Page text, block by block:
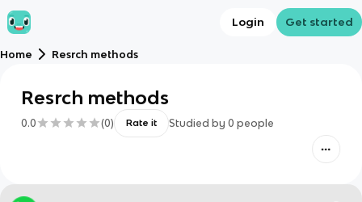
Login Get started
Home Resrch methods
Resrch methods
0.0 (0) Rate it Studied by 0 people